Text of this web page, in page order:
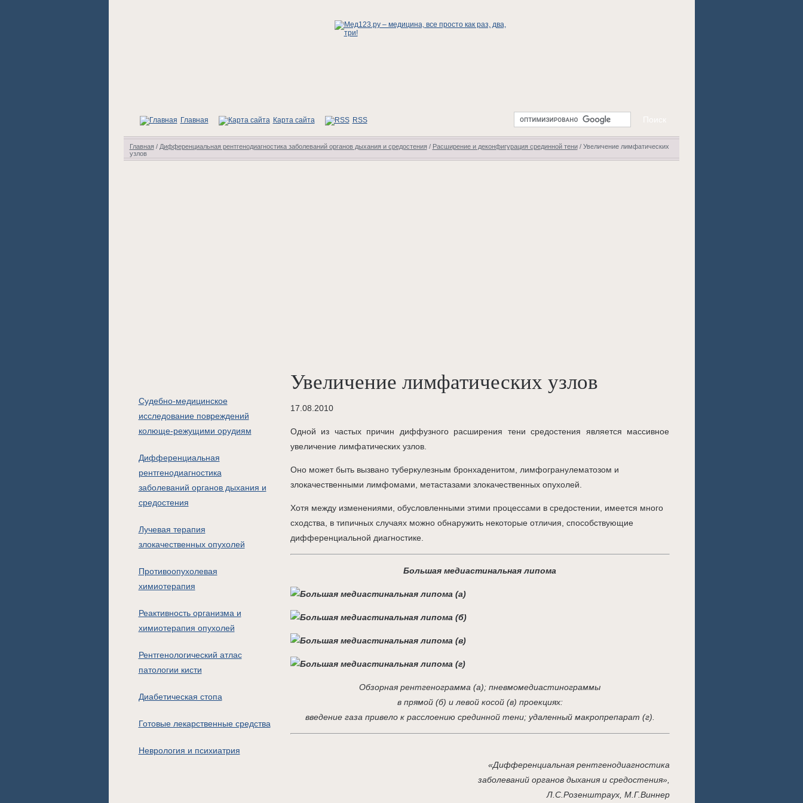
Главная Карта сайта RSS
Главная/ Дифференциальная рентгенодиагностика заболеваний органов дыхания и средостения/ Расширение и деконфигурация срединной тени/ Увеличение лимфатических
узлов
Судебно-медицинское
исследование повреждений
колюще-режущими орудиям
Дифференциальная
рентгенодиагностика
заболеваний органов дыхания и
средостения
Лучевая терапия
злокачественных опухолей
Противоопухолевая
химиотерапия
Реактивность организма и
химиотерапия опухолей
Рентгенологический атлас
патологии кисти
Диабетическая стопа
Готовые лекарственные средства
Неврология и психиатрия
Увеличение лимфатических узлов
17.08.2010
Одной из частых причин диффузного расширения тени средостения является массивное
увеличение лимфатических узлов.
Оно может быть вызвано туберкулезным бронхаденитом, лимфогранулематозом и
злокачественными лимфомами, метастазами злокачественных опухолей.
Хотя между изменениями, обусловленными этими процессами в средостении, имеется много
сходства, в типичных случаях можно обнаружить некоторые отличия, способствующие
дифференциальной диагностике.
Большая медиастинальная липома
Обзорная рентгенограмма (а); пневмомедиастинограммы
в прямой (б) и левой косой (в) проекциях:
введение газа привело к расслоению срединной тени; удаленный макропрепарат (г).
«Дифференциальная рентгенодиагностика
заболеваний органов дыхания и средостения»,
Л.С.Розенштраух, М.Г.Виннер